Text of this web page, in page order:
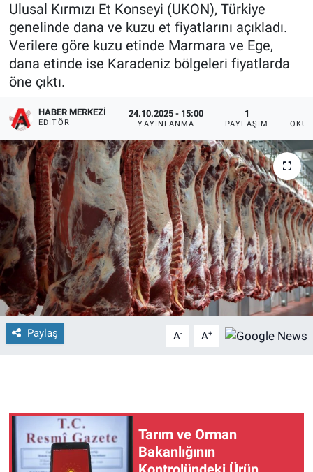
Ulusal Kırmızı Et Konseyi (UKON), Türkiye
genelinde dana ve kuzu et fiyatlarını açıkladı.
Verilere göre kuzu etinde Marmara ve Ege,
dana etinde ise Karadeniz bölgeleri fiyatlarda
öne çıktı.
HABER MERKEZI
EDITÖR
24.10.2025 - 15:00
YAYINLANMA
1
PAYLAŞIM
Paylaş A- A+
Tarım ve Orman
Bakanlığının